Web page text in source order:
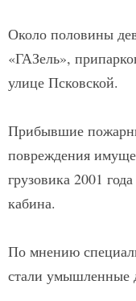
Около половины
«ГАЗель»,
улице Псковской.
Прибывшие
повреждения
грузовика 2001
кабина.
По мнению
стали умышленные